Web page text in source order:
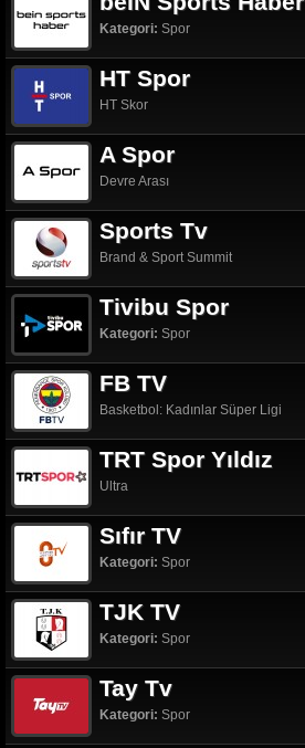
Kategori: Spor
HT Spor
HT Skor
A Spor
Devre Arası
Sports Tv
Brand & Sport Summit
Tivibu Spor
Kategori: Spor
FB TV
Basketbol: Kadınlar Süper Ligi
TRT Spor Yıldız
Ultra
Sıfır TV
Kategori: Spor
TJK TV
Kategori: Spor
Tay Tv
Kategori: Spor